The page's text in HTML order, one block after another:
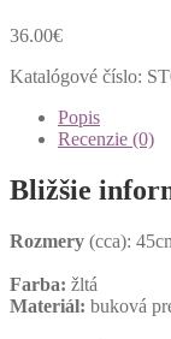
36.00€
Katalógové číslo:
Popis
Recenzie (0)
Bližšie
Rozmery (cca):
Farba: žltá
Materiál: buková